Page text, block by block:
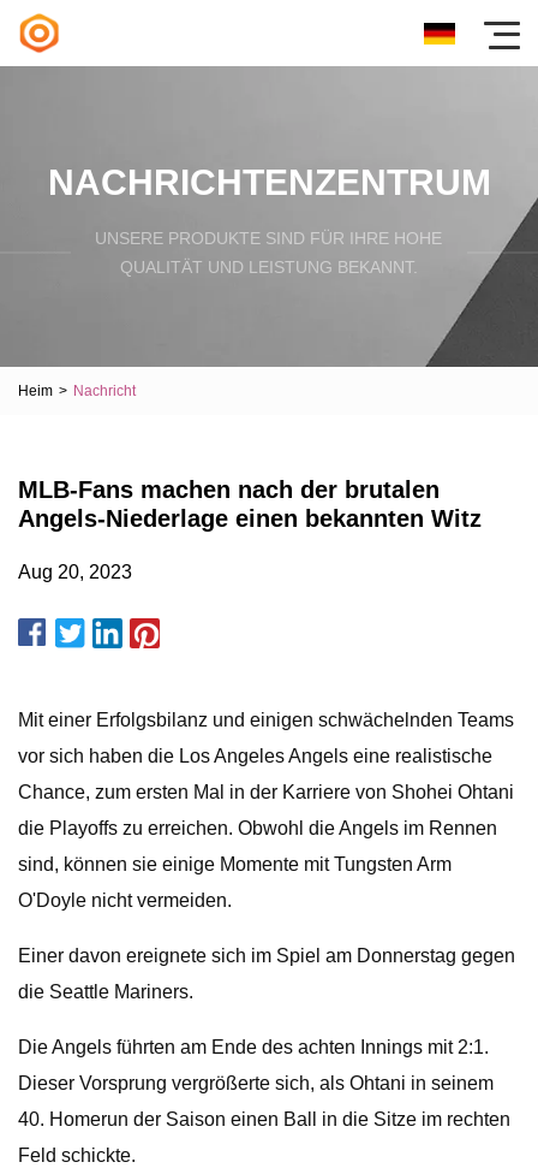
NACHRICHTENZENTRUM
UNSERE PRODUKTE SIND FÜR IHRE HOHE
QUALITÄT UND LEISTUNG BEKANNT.
Heim > Nachricht
MLB-Fans machen nach der brutalen
Angels-Niederlage einen bekannten Witz
Aug 20, 2023
Mit einer Erfolgsbilanz und einigen schwächelnden Teams
vor sich haben die Los Angeles Angels eine realistische
Chance, zum ersten Mal in der Karriere von Shohei Ohtani
die Playoffs zu erreichen. Obwohl die Angels im Rennen
sind, können sie einige Momente mit Tungsten Arm
O'Doyle nicht vermeiden.
Einer davon ereignete sich im Spiel am Donnerstag gegen
die Seattle Mariners.
Die Angels führten am Ende des achten Innings mit 2:1.
Dieser Vorsprung vergrößerte sich, als Ohtani in seinem
40. Homerun der Saison einen Ball in die Sitze im rechten
Feld schickte.